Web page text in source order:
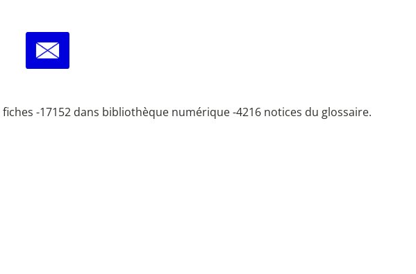
-17152 dans bibliothèque numérique -4216 notices du glossaire.